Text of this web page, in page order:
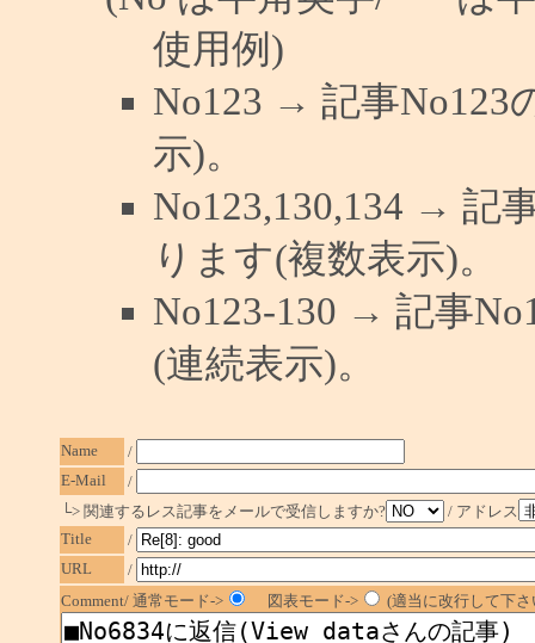
使用例)
No123 → 記事No123
示)。
No123,130,134 → 記
ります(複数表示)。
No123-130 → 記事
(連続表示)。
Name
/
E-Mail
/
└> 関連するレス記事をメールで受信しますか?
/ アドレス
Title
/
URL
/
Comment/ 通常モード->
図表モード-> (適当に改行して下